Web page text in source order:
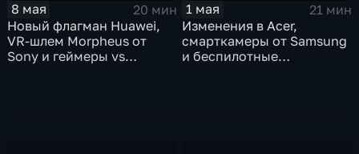
8 мая
20 мин
Новый флагман Huawei,
VR-шлем Morpheus от
Sony и геймеры vs
1 мая
21 мин
Изменения в Acer,
смарткамеры от Samsung
и беспилотные